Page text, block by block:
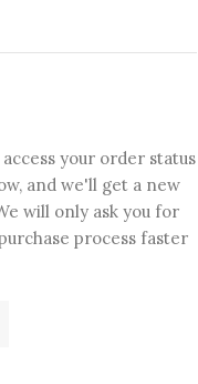
your order status
and we'll get a new
will only ask you for
process faster